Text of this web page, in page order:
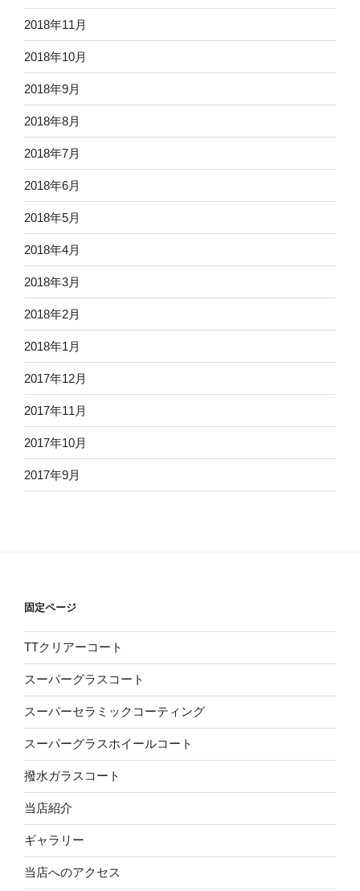
2018年11月
2018年10月
2018年9月
2018年8月
2018年7月
2018年6月
2018年5月
2018年4月
2018年3月
2018年2月
2018年1月
2017年12月
2017年11月
2017年10月
2017年9月
固定ページ
TTクリアーコート
スーパーグラスコート
スーパーセラミックコーティング
スーパーグラスホイールコート
撥水ガラスコート
当店紹介
ギャラリー
当店へのアクセス